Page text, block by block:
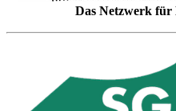
Das Netzwerk für